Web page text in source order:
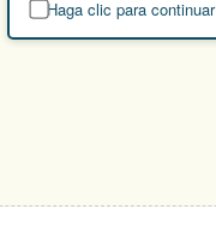
Haga clic para continuar